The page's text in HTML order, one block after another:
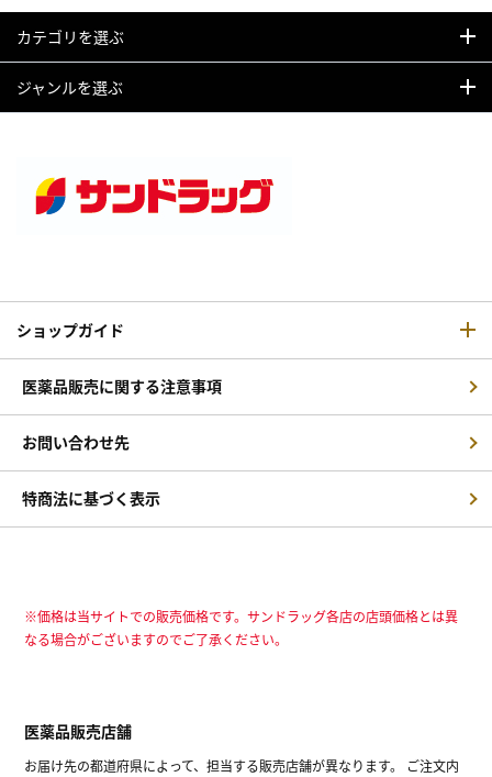
カテゴリを選ぶ
ジャンルを選ぶ
ショップガイド
医薬品販売に関する注意事項
お問い合わせ先
特商法に基づく表示
※価格は当サイトでの販売価格です。サンドラッグ各店の店頭価格とは異
なる場合がございますのでご了承ください。
医薬品販売店舗
お届け先の都道府県によって、担当する販売店舗が異なります。 ご注文内